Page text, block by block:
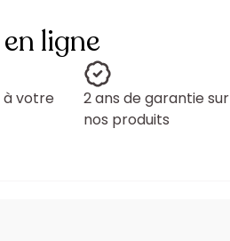
ligne
à votre
2 ans de garantie sur
nos produits